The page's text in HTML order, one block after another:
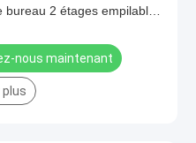
2 étages empilable
nous maintenant
plus